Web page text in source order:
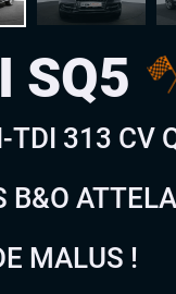
SQ5
313 CV
B&O
MALUS !